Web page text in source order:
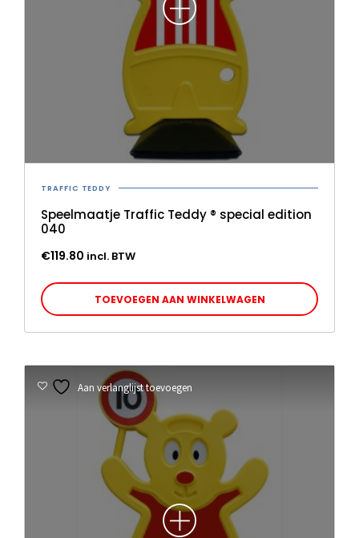
TRAFFIC TEDDY
Speelmaatje Traffic Teddy ® special edition
040
€119.80 incl. BTW
TOEVOEGEN AAN WINKELWAGEN
Aan verlanglijst toevoegen